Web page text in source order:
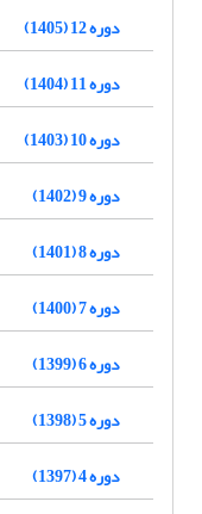
دوره 12 (1405)
دوره 11 (1404)
دوره 10 (1403)
دوره 9 (1402)
دوره 8 (1401)
دوره 7 (1400)
دوره 6 (1399)
دوره 5 (1398)
دوره 4 (1397)